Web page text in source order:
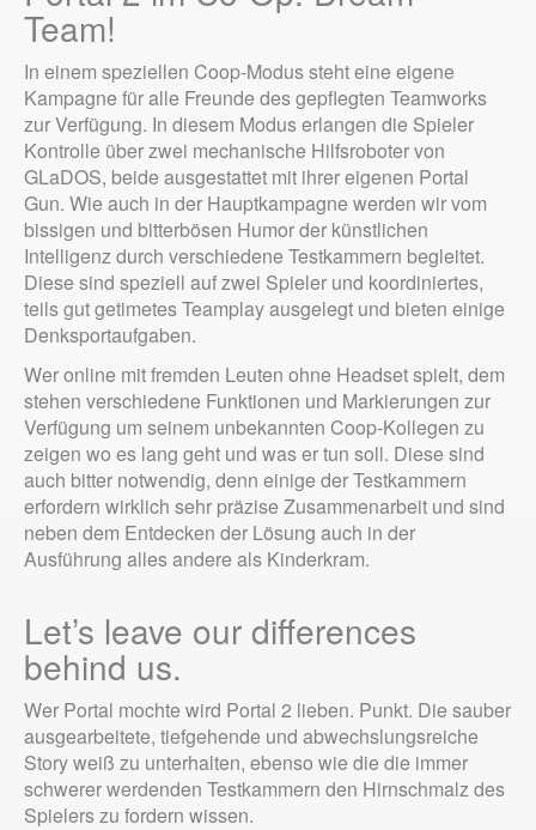
Team!
In einem speziellen Coop-Modus steht eine eigene
Kampagne für alle Freunde des gepflegten Teamworks
zur Verfügung. In diesem Modus erlangen die Spieler
Kontrolle über zwei mechanische Hilfsroboter von
GLaDOS, beide ausgestattet mit ihrer eigenen Portal
Gun. Wie auch in der Hauptkampagne werden wir vom
bissigen und bitterbösen Humor der künstlichen
Intelligenz durch verschiedene Testkammern begleitet.
Diese sind speziell auf zwei Spieler und koordiniertes,
teils gut getimetes Teamplay ausgelegt und bieten einige
Denksportaufgaben.
Wer online mit fremden Leuten ohne Headset spielt, dem
stehen verschiedene Funktionen und Markierungen zur
Verfügung um seinem unbekannten Coop-Kollegen zu
zeigen wo es lang geht und was er tun soll. Diese sind
auch bitter notwendig, denn einige der Testkammern
erfordern wirklich sehr präzise Zusammenarbeit und sind
neben dem Entdecken der Lösung auch in der
Ausführung alles andere als Kinderkram.
Let’s leave our differences
behind us.
Wer Portal mochte wird Portal 2 lieben. Punkt. Die sauber
ausgearbeitete, tiefgehende und abwechslungsreiche
Story weiß zu unterhalten, ebenso wie die die immer
schwerer werdenden Testkammern den Hirnschmalz des
Spielers zu fordern wissen.